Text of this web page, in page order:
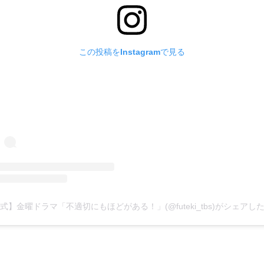
この投稿をInstagramで見る
】金曜ドラマ「不適切にもほどがある！」(@futeki_tbs)がシェアし